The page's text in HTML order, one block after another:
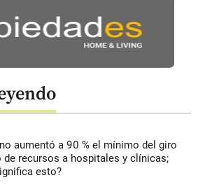
aumentó a 90 % el mínimo del giro
de recursos a hospitales y clínicas;
esto?